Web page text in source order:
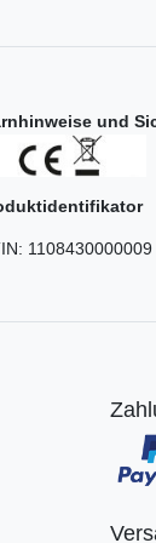
und
1108430000009